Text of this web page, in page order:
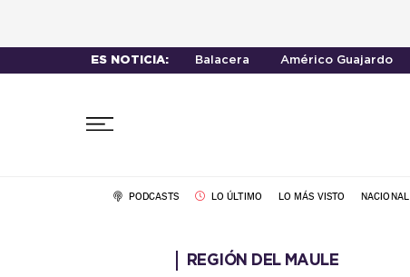
ES NOTICIA: Balacera Américo Guajardo
PODCASTS LO ÚLTIMO LO MÁS VISTO NACIONAL
REGIÓN DEL MAULE